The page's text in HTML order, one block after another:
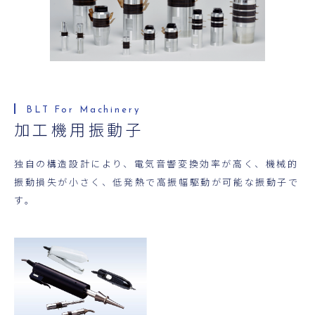
お役立ち資料
加工機用振動子
独自の構造設計により、電気音響変換効率が高く、機械的
振動損失が小さく、低発熱で高振幅駆動が可能な振動子で
す。